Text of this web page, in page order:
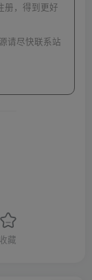
册，得到更好
请尽快联系站
收藏